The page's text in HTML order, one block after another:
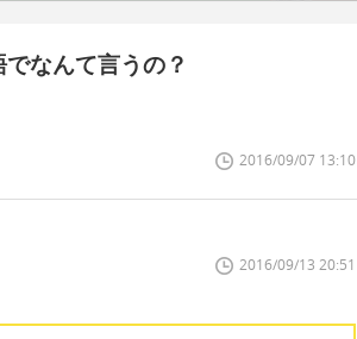
なんて言うの？
2016/09/07 13:10
2016/09/13 20:51